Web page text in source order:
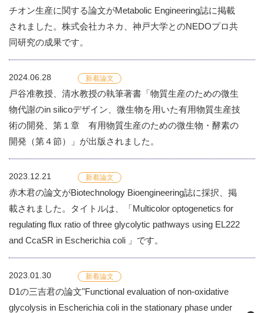
チオン生産に関する論文がMetabolic Engineering誌に掲載
されました。株式会社カネカ、神戸大学とのNEDOプロ共
同研究の成果です。
2024.06.28 新着論文
戸谷准教授、清水教授の執筆著書「物質生産のための微生
物代謝のin silicoデザイン、微生物を用いた有用物質生産技
術の開発、第１章 有用物質生産のための微生物・酵素の
開発（第４節）」が出版されました。
2023.12.21 新着論文
赤木君の論文がBiotechnology Bioengineering誌に採択、掲
載されました。タイトルは、「Multicolor optogenetics for
regulating flux ratio of three glycolytic pathways using EL222
and CcaSR in Escherichia coli 」です。
2023.01.30 新着論文
D1の三吉君の論文"Functional evaluation of non-oxidative
glycolysis in Escherichia coli in the stationary phase under